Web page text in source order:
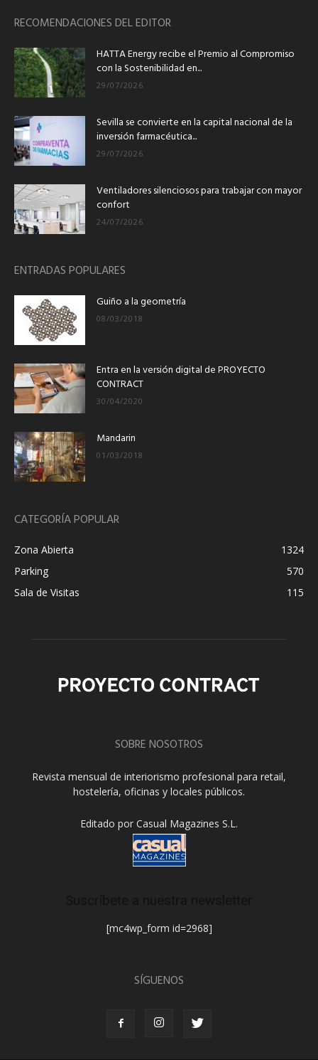
RECOMENDACIONES DEL EDITOR
HATTA Energy recibe el Premio al Compromiso
con la Sostenibilidad en...
29/07/2026
Sevilla se convierte en la capital nacional de la
inversión farmacéutica...
29/07/2026
Ventiladores silenciosos para trabajar con mayor
confort
24/07/2026
ENTRADAS POPULARES
Guiño a la geometría
08/03/2018
Entra en la versión digital de PROYECTO
CONTRACT
30/04/2020
Mandarin
01/03/2018
CATEGORÍA POPULAR
Zona Abierta
1324
Parking
570
Sala de Visitas
115
SOBRE NOSOTROS
Revista mensual de interiorismo profesional para retail,
hostelería, oficinas y locales públicos.
Editado por Casual Magazines S.L.
[mc4wp_form id=2968]
SÍGUENOS